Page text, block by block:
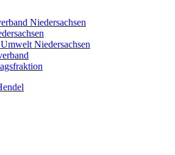
Niedersachsen
Niedersachsen